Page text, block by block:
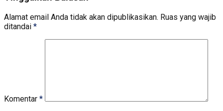
Alamat email Anda tidak akan dipublikasikan. Ruas yang wajib
ditandai *
Komentar *